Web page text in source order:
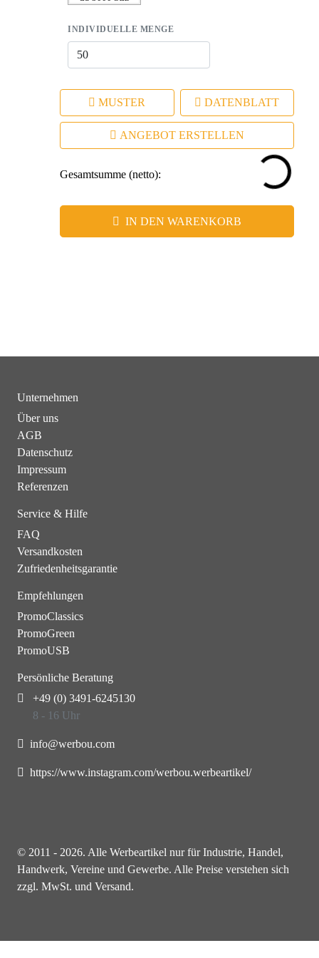
INDIVIDUELLE MENGE
MUSTER DATENBLATT
ANGEBOT ERSTELLEN
Gesamtsumme (netto):
IN DEN WARENKORB
Unternehmen
Über uns
AGB
Datenschutz
Impressum
Referenzen
Service & Hilfe
FAQ
Versandkosten
Zufriedenheitsgarantie
Empfehlungen
PromoClassics
PromoGreen
PromoUSB
Persönliche Beratung
+49 (0) 3491-6245130
8 - 16 Uhr
info@werbou.com
https://www.instagram.com/werbou.werbeartikel/
© 2011 - 2026. Alle Werbeartikel nur für Industrie, Handel,
Handwerk, Vereine und Gewerbe. Alle Preise verstehen sich
zzgl. MwSt. und Versand.